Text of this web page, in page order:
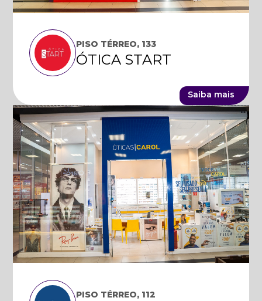
PISO TÉRREO, 133
ÓTICA START
Saiba mais
PISO TÉRREO, 112